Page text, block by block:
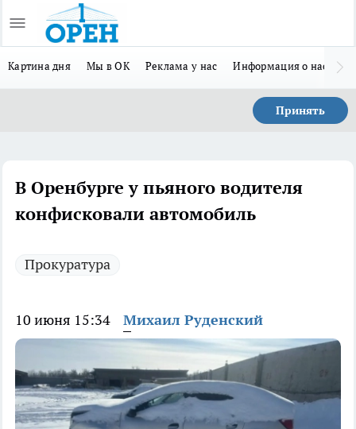
Картина дня Мы в ОК Реклама у нас Информация о нас
Принять
В Оренбурге у пьяного водителя
конфисковали автомобиль
Прокуратура
10 июня 15:34 Михаил Руденский